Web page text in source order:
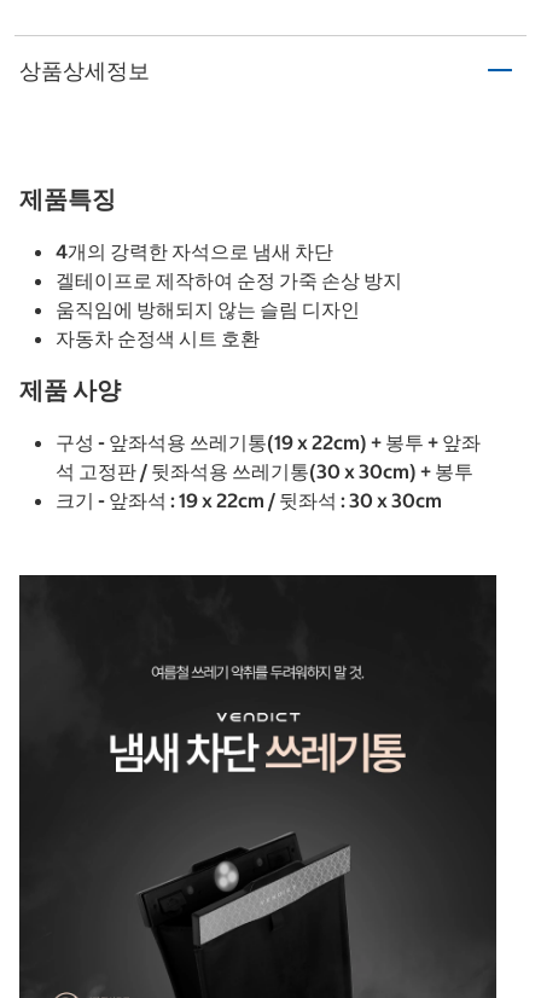
상품상세정보
제품특징
4개의 강력한 자석으로 냄새 차단
겔테이프로 제작하여 순정 가죽 손상 방지
움직임에 방해되지 않는 슬림 디자인
자동차 순정색 시트 호환
제품 사양
구성 - 앞좌석용 쓰레기통(19 x 22cm) + 봉투 + 앞좌
석 고정판 / 뒷좌석용 쓰레기통(30 x 30cm) + 봉투
크기 - 앞좌석 : 19 x 22cm / 뒷좌석 : 30 x 30cm